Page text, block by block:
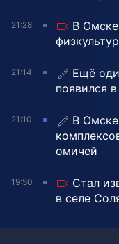
21:28
В
21:14
Ещё
появился
21:10
В
омичей
19:50
Стал
в селе